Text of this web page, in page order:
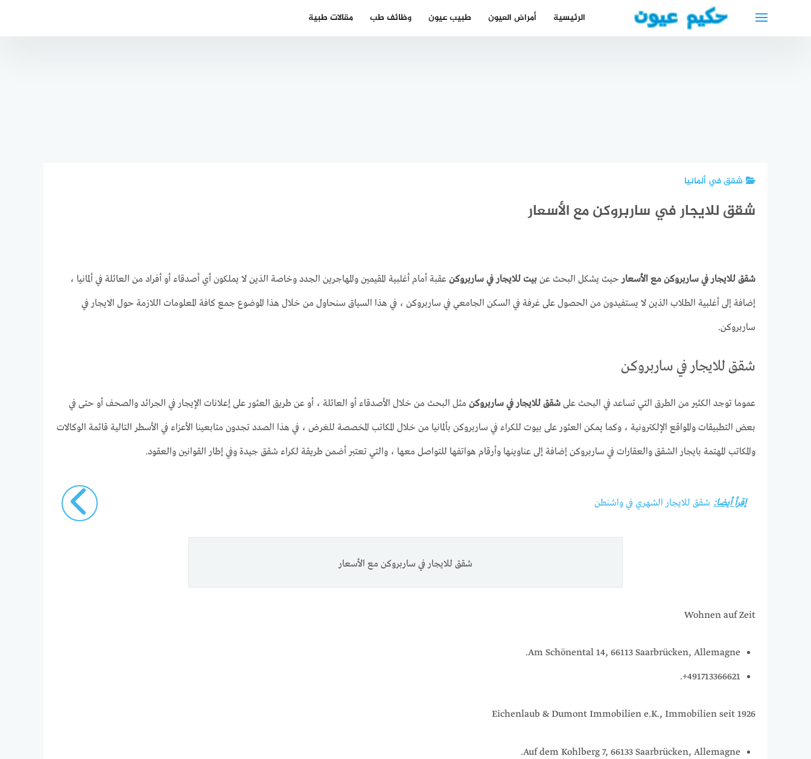
الرئيسية أمراض العيون طبيب عيون وظائف طب مقالات طبية
شقق في ألمانيا
شقق للايجار في ساربروكن مع الأسعار
شقق للايجار في ساربروكن مع الأسعارحيث يشكل البحث عن بيت للايجار في ساربروكن عقبة أمام أغلبية المقيمين والمهاجرين الجدد وخاصة الذين لا يملكون أي أصدقاء أو أفراد من العائلة في ألمانيا ،
إضافة إلى أغلبية الطلاب الذين لا يستفيدون من الحصول على غرفة في السكن الجامعي في ساربروكن ، في هذا السياق سنحاول من خلال هذا الموضوع جمع كافة المعلومات اللازمة حول الايجار في
ساربروكن.
شقق للايجار في ساربروكن
عموما توجد الكثير من الطرق التي تساعد في البحث على شقق للايجار في ساربروكن مثل البحث من خلال الأصدقاء أو العائلة ، أو عن طريق العثور على إعلانات الإيجار في الجرائد والصحف أو حتى في
بعض التطبيقات والمواقع الإلكترونية ، وكما يمكن العثور على بيوت للكراء في ساربروكن بألمانيا من خلال المكاتب المخصصة للغرض ، في هذا الصدد تجدون متابعينا الأعزاء في الأسطر التالية قائمة الوكالات
والمكاتب المهتمة بايجار الشقق والعقارات في ساربروكن إضافة إلى عناوينها وأرقام هواتفها للتواصل معها ، والتي تعتبر أضمن طريقة لكراء شقق جيدة وفي إطار القوانين والعقود.
إقرأ أيضا: شقق للايجار الشهري في واشنطن
شقق للايجار في ساربروكن مع الأسعار
Wohnen auf Zeit
Am Schönental 14, 66113 Saarbrücken, Allemagne.
491713366621+.
Eichenlaub & Dumont Immobilien e.K., Immobilien seit 1926
Auf dem Kohlberg 7, 66133 Saarbrücken, Allemagne.